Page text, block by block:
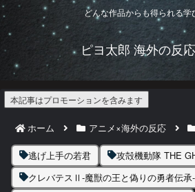
どんな作品からも得られる学
ピヨ太郎 海外の反
本記事はプロモーションを含みます
ホーム アニメ×海外の反応
逃げ上手の若君
攻殻機動隊 THE
クレバテスⅡ-魔獣の王と偽りの勇者伝承-